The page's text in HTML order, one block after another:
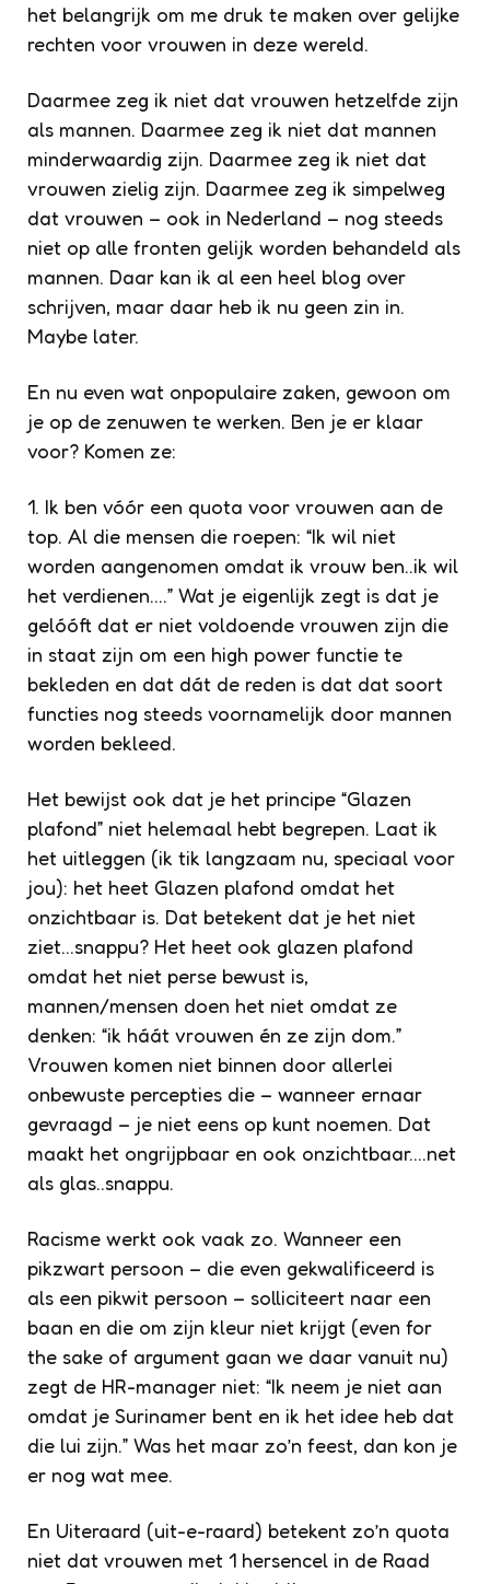
het belangrijk om me druk te maken over gelijke
rechten voor vrouwen in deze wereld.
Daarmee zeg ik niet dat vrouwen hetzelfde zijn
als mannen. Daarmee zeg ik niet dat mannen
minderwaardig zijn. Daarmee zeg ik niet dat
vrouwen zielig zijn. Daarmee zeg ik simpelweg
dat vrouwen – ook in Nederland – nog steeds
niet op alle fronten gelijk worden behandeld als
mannen. Daar kan ik al een heel blog over
schrijven, maar daar heb ik nu geen zin in.
Maybe later.
En nu even wat onpopulaire zaken, gewoon om
je op de zenuwen te werken. Ben je er klaar
voor? Komen ze:
1. Ik ben vóór een quota voor vrouwen aan de
top. Al die mensen die roepen: “Ik wil niet
worden aangenomen omdat ik vrouw ben..ik wil
het verdienen….” Wat je eigenlijk zegt is dat je
gelóóft dat er niet voldoende vrouwen zijn die
in staat zijn om een high power functie te
bekleden en dat dát de reden is dat dat soort
functies nog steeds voornamelijk door mannen
worden bekleed.
Het bewijst ook dat je het principe “Glazen
plafond” niet helemaal hebt begrepen. Laat ik
het uitleggen (ik tik langzaam nu, speciaal voor
jou): het heet Glazen plafond omdat het
onzichtbaar is. Dat betekent dat je het niet
ziet…snappu? Het heet ook glazen plafond
omdat het niet perse bewust is,
mannen/mensen doen het niet omdat ze
denken: “ik háát vrouwen én ze zijn dom.”
Vrouwen komen niet binnen door allerlei
onbewuste percepties die – wanneer ernaar
gevraagd – je niet eens op kunt noemen. Dat
maakt het ongrijpbaar en ook onzichtbaar….net
als glas..snappu.
Racisme werkt ook vaak zo. Wanneer een
pikzwart persoon – die even gekwalificeerd is
als een pikwit persoon – solliciteert naar een
baan en die om zijn kleur niet krijgt (even for
the sake of argument gaan we daar vanuit nu)
zegt de HR-manager niet: “Ik neem je niet aan
omdat je Surinamer bent en ik het idee heb dat
die lui zijn.” Was het maar zo’n feest, dan kon je
er nog wat mee.
En Uiteraard (uit-e-raard) betekent zo’n quota
niet dat vrouwen met 1 hersencel in de Raad